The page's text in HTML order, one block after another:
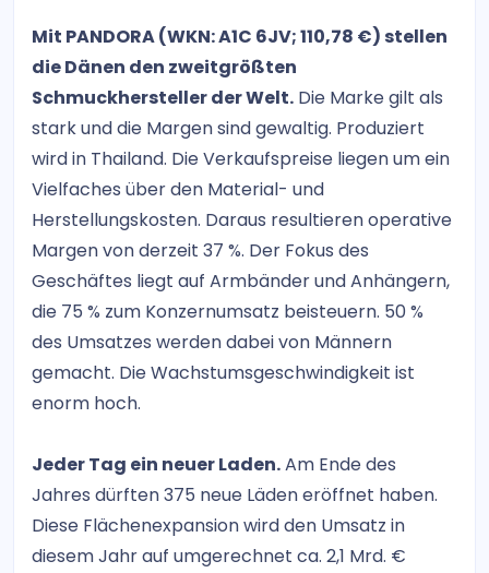
Mit PANDORA (WKN: A1C 6JV; 110,78 €) stellen
die Dänen den zweitgrößten
Schmuckhersteller der Welt. Die Marke gilt als
stark und die Margen sind gewaltig. Produziert
wird in Thailand. Die Verkaufspreise liegen um ein
Vielfaches über den Material- und
Herstellungskosten. Daraus resultieren operative
Margen von derzeit 37 %. Der Fokus des
Geschäftes liegt auf Armbänder und Anhängern,
die 75 % zum Konzernumsatz beisteuern. 50 %
des Umsatzes werden dabei von Männern
gemacht. Die Wachstumsgeschwindigkeit ist
enorm hoch.
Jeder Tag ein neuer Laden.Am Ende des
Jahres dürften 375 neue Läden eröffnet haben.
Diese Flächenexpansion wird den Umsatz in
diesem Jahr auf umgerechnet ca. 2,1 Mrd. €